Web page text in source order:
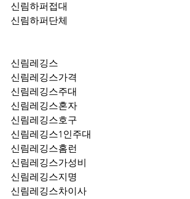
신림하퍼접대
신림하퍼단체
신림레깅스
신림레깅스가격
신림레깅스주대
신림레깅스혼자
신림레깅스호구
신림레깅스1인주대
신림레깅스홈런
신림레깅스가성비
신림레깅스지명
신림레깅스차이사